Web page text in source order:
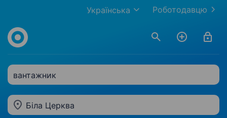
Роботодавцю
Українська
вантажник
Біла Церква